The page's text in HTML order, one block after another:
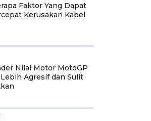
Faktor Yang Dapat
Kerusakan Kabel
Nilai Motor MotoGP
Agresif dan Sulit